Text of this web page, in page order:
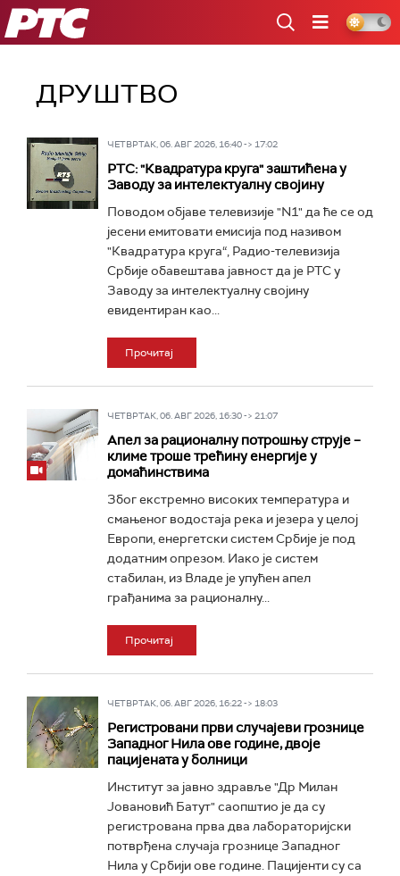
РТС
ДРУШТВО
ЧЕТВРТАК, 06. АВГ 2026, 16:40 -> 17:02
РТС: "Квадратура круга" заштићена у
Заводу за интелектуалну својину
Поводом објаве телевизије "N1" да ће се од
јесени емитовати емисија под називом
"Квадратура круга“, Радио-телевизија
Србије обавештава јавност да је РТС у
Заводу за интелектуалну својину
евидентиран као...
Прочитај
ЧЕТВРТАК, 06. АВГ 2026, 16:30 -> 21:07
Апел за рационалну потрошњу струје –
климе троше трећину енергије у
домаћинствима
Због екстремно високих температура и
смањеног водостаја река и језера у целој
Европи, енергетски систем Србије је под
додатним опрезом. Иако је систем
стабилан, из Владе је упућен апел
грађанима за рационалну...
Прочитај
ЧЕТВРТАК, 06. АВГ 2026, 16:22 -> 18:03
Регистровани први случајеви грознице
Западног Нила ове године, двоје
пацијената у болници
Институт за јавно здравље "Др Милан
Јовановић Батут" саопштио је да су
регистрована прва два лабораторијски
потврђена случаја грознице Западног
Нила у Србији ове године. Пацијенти су са